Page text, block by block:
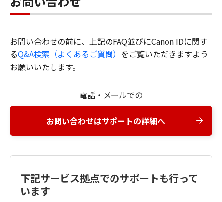
お問い合わせの前に、上記のFAQ並びにCanon IDに関す
るQ&A検索（よくあるご質問） をご覧いただきますよう
お願いいたします。
電話・メールでの
お問い合わせはサポートの詳細へ
下記サービス拠点でのサポートも行って
います